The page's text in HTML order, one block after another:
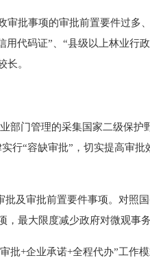
批事项的审批前置要件过多、
用代码证”、“县级以上林业行
长。
门管理的采集国家二级保护
行“容缺审批”，切实提高审
审批前置要件事项。对照国
，最大限度减少政府对微观事
+企业承诺+全程代办”工作模